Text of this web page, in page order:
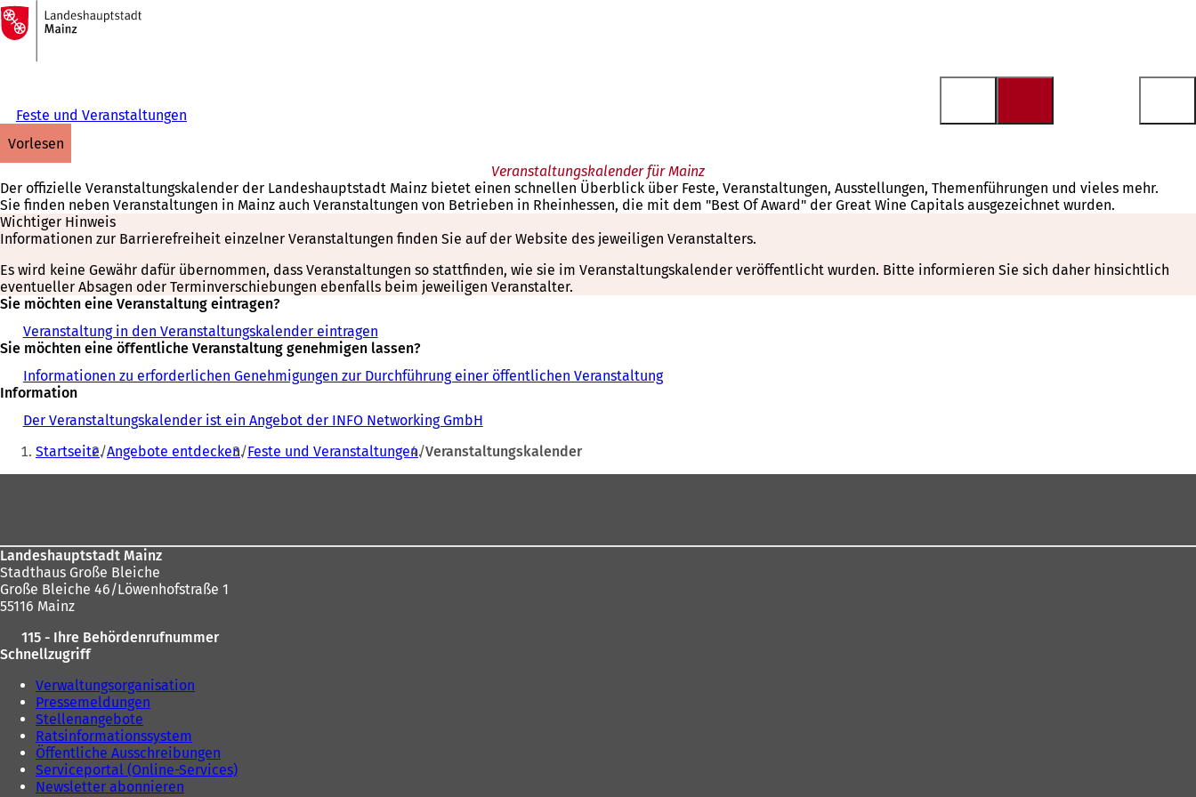
Inhalt anspringen
Zur
Startseite
Feste und Veranstaltungen
vorlesen
Veranstaltungskalender für Mainz
Der offizielle Veranstaltungskalender der Landeshauptstadt Mainz bietet einen schnellen Überblick über Feste, Veranstaltungen, Ausstellungen, Themenführungen und vieles mehr.
Sie finden neben Veranstaltungen in Mainz auch Veranstaltungen von Betrieben in Rheinhessen, die mit dem "Best Of Award" der Great Wine Capitals ausgezeichnet wurden.
Wichtiger Hinweis
Informationen zur Barrierefreiheit einzelner Veranstaltungen finden Sie auf der Website des jeweiligen Veranstalters.
Es wird keine Gewähr dafür übernommen, dass Veranstaltungen so stattfinden, wie sie im Veranstaltungskalender veröffentlicht wurden. Bitte informieren Sie sich daher hinsichtlich
eventueller Absagen oder Terminverschiebungen ebenfalls beim jeweiligen Veranstalter.
Sie möchten eine Veranstaltung eintragen?
Veranstaltung in den Veranstaltungskalender eintragen
Sie möchten eine öffentliche Veranstaltung genehmigen lassen?
Informationen zu erforderlichen Genehmigungen zur Durchführung einer öffentlichen Veranstaltung
Information
Der Veranstaltungskalender ist ein Angebot der INFO Networking GmbH
Sie
befinden
Startseite Angebote entdecken Feste und Veranstaltungen Veranstaltungskalender
Landeshauptstadt Mainz
Stadthaus Große Bleiche
Große Bleiche 46/Löwenhofstraße 1
55116 Mainz
115 - Ihre Behördenrufnummer
Schnellzugriff
Verwaltungsorganisation
Pressemeldungen
Stellenangebote
Ratsinformationssystem
Öffentliche Ausschreibungen
Serviceportal (Online-Services)
Newsletter abonnieren